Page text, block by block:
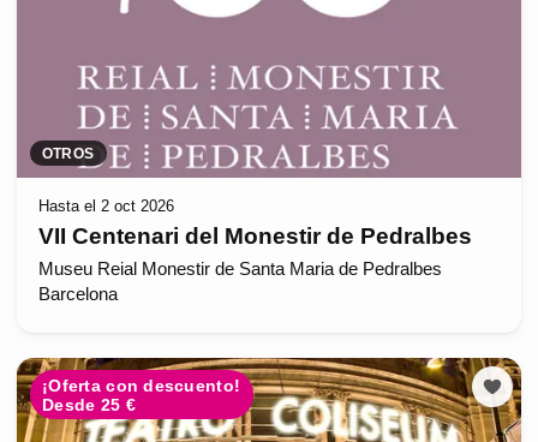
OTROS
Hasta el 2 oct 2026
VII Centenari del Monestir de Pedralbes
Museu Reial Monestir de Santa Maria de Pedralbes
Barcelona
¡Oferta con descuento!
Desde 25 €